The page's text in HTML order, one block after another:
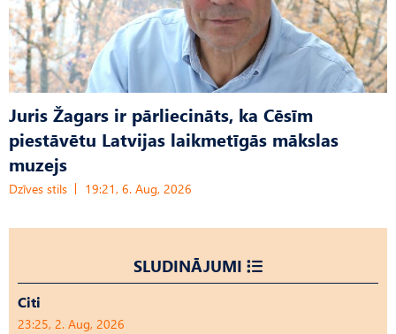
Juris Žagars ir pārliecināts, ka Cēsīm
piestāvētu Latvijas laikmetīgās mākslas
muzejs
Dzīves stils 19:21, 6. Aug, 2026
SLUDINĀJUMI
Citi
23:25, 2. Aug, 2026